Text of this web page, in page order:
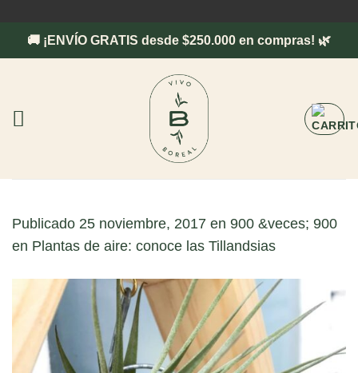
contenido
🚚 ¡ENVÍO GRATIS desde $250.000 en compras! 🌿
Publicado 25 noviembre, 2017 en 900 &veces; 900
en Plantas de aire: conoce las Tillandsias